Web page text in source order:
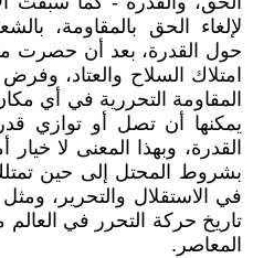
لإلغاء الحق بالمقاومة،
حول القدرة، بعد أن حصرت
امتلاك السلاح والعتاد،
المقاومة التحررية في أي
يمكنها أن تصل أو توازي
القدرة، وبهذا المعنى لا
بشروط المحتل إلى حين
في الاستقلال والتحرير،
تاريخ حركة التحرر في
المعاصر.